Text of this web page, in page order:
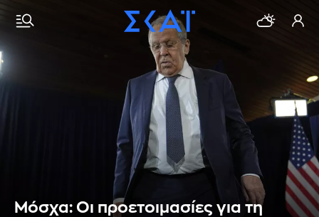
Μόσχα: Οι προετοιμασίες για τη